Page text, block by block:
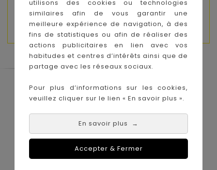
utilisons des cookies ou technologies
similaires afin de vous garantir une
meilleure expérience de navigation, à des
fins de statistiques ou afin de réaliser des
actions publicitaires en lien avec vos
habitudes et centres d’intérêts ainsi que de
partage avec les réseaux sociaux.
Pour plus d’informations sur les cookies,
veuillez cliquer sur le lien « En savoir plus ».
En savoir plus →
Accepter & Fermer
dispose de tous les atouts pour séduire petits
et grands !
Le Coin des Petits propose les plus
grandes marques de puériculture aux
meilleurs prix sur l'île de la Réunion !
Nos magasins à
La Réunion :
Achat en ligne :